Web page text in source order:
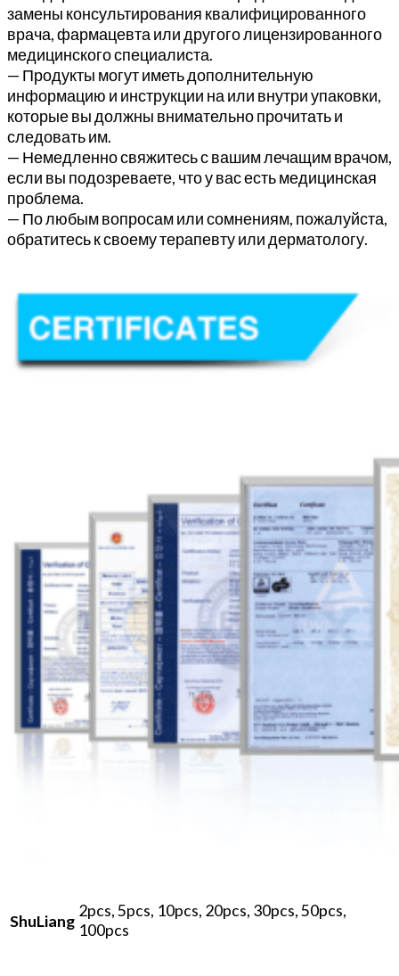
замены консультирования квалифицированного
врача, фармацевта или другого лицензированного
медицинского специалиста.
— Продукты могут иметь дополнительную
информацию и инструкции на или внутри упаковки,
которые вы должны внимательно прочитать и
следовать им.
— Немедленно свяжитесь с вашим лечащим врачом,
если вы подозреваете, что у вас есть медицинская
проблема.
— По любым вопросам или сомнениям, пожалуйста,
обратитесь к своему терапевту или дерматологу.
ShuLiang
2pcs, 5pcs, 10pcs, 20pcs, 30pcs, 50pcs,
100pcs